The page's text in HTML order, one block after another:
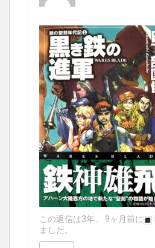
この返信は3年、 9ヶ月前に
ました。